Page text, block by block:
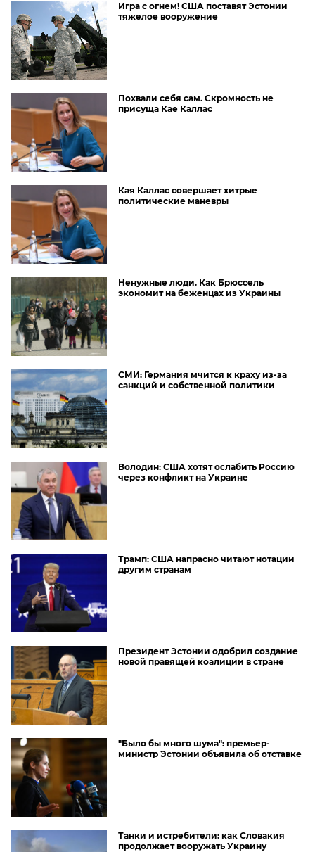
Игра с огнем! США поставят Эстонии
тяжелое вооружение
Похвали себя сам. Скромность не
присуща Кае Каллас
Кая Каллас совершает хитрые
политические маневры
Ненужные люди. Как Брюссель
экономит на беженцах из Украины
СМИ: Германия мчится к краху из-за
санкций и собственной политики
Володин: США хотят ослабить Россию
через конфликт на Украине
Трамп: США напрасно читают нотации
другим странам
Президент Эстонии одобрил создание
новой правящей коалиции в стране
"Было бы много шума": премьер-
министр Эстонии объявила об отставке
Танки и истребители: как Словакия
продолжает вооружать Украину